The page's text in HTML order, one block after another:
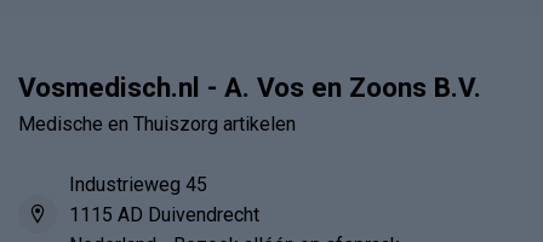
Vosmedisch.nl - A. Vos en Zoons B.V.
Medische en Thuiszorg artikelen
Industrieweg 45
1115 AD Duivendrecht